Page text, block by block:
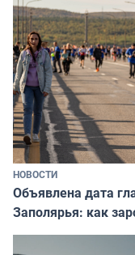
НОВОСТИ
Объявлена дата
Заполярья: как